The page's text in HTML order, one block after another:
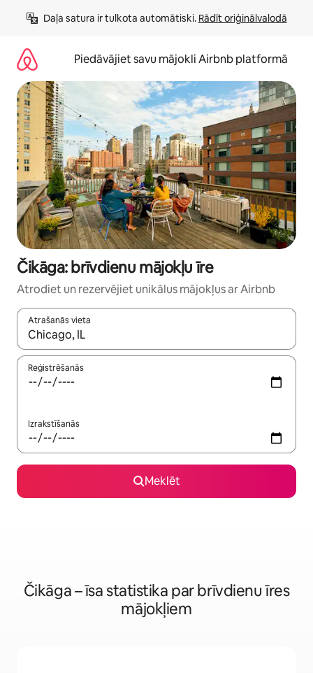
saturu
Daļa satura ir tulkota automātiski. Rādīt oriģinālvalodā
Piedāvājiet savu mājokli Airbnb platformā
Čikāga: brīvdienu mājokļu īre
Atrodiet un rezervējiet unikālus mājokļus ar Airbnb
Atrašanās vieta
Kad rezultāti kļūs pieejami, izmantojiet bultiņu uz augšu un
Reģistrēšanās
Izrakstīšanās
Meklēt
Čikāga – īsa statistika par brīvdienu īres
mājokļiem